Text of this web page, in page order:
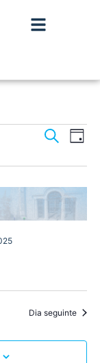
de
e
Pesquisar
de
Dia
Dia seguinte